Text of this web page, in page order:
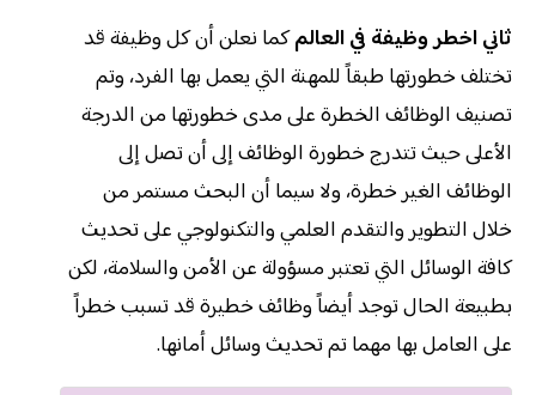
ثاني اخطر وظيفة في العالمكما نعلن أن كل وظيفة قد
تختلف خطورتها طبقاً للمهنة التي يعمل بها الفرد، وتم
تصنيف الوظائف الخطرة على مدى خطورتها من الدرجة
الأعلى حيث تتدرج خطورة الوظائف إلى أن تصل إلى
الوظائف الغير خطرة، ولا سيما أن البحث مستمر من
خلال التطوير والتقدم العلمي والتكنولوجي على تحديث
كافة الوسائل التي تعتبر مسؤولة عن الأمن والسلامة، لكن
بطبيعة الحال توجد أيضاً وظائف خطيرة قد تسبب خطراً
على العامل بها مهما تم تحديث وسائل أمانها.